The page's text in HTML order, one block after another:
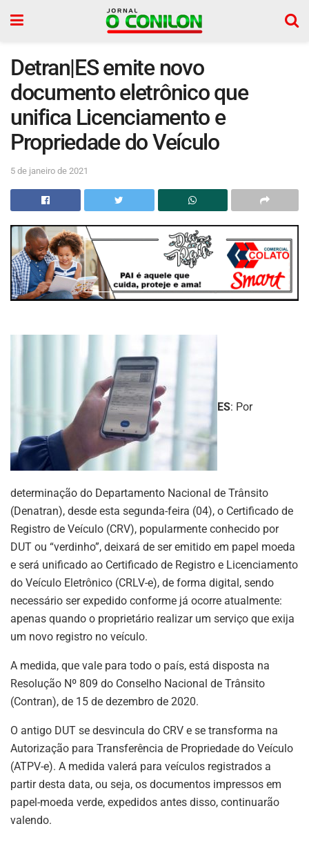
Detran|ES emite novo
documento eletrônico que
unifica Licenciamento e
Propriedade do Veículo
5 de janeiro de 2021
ES: Por
determinação do Departamento Nacional de Trânsito
(Denatran), desde esta segunda-feira (04), o Certificado de
Registro de Veículo (CRV), popularmente conhecido por
DUT ou “verdinho”, deixará de ser emitido em papel moeda
e será unificado ao Certificado de Registro e Licenciamento
do Veículo Eletrônico (CRLV-e), de forma digital, sendo
necessário ser expedido conforme já ocorre atualmente:
apenas quando o proprietário realizar um serviço que exija
um novo registro no veículo.
A medida, que vale para todo o país, está disposta na
Resolução Nº 809 do Conselho Nacional de Trânsito
(Contran), de 15 de dezembro de 2020.
O antigo DUT se desvincula do CRV e se transforma na
Autorização para Transferência de Propriedade do Veículo
(ATPV-e). A medida valerá para veículos registrados a
partir desta data, ou seja, os documentos impressos em
papel-moeda verde, expedidos antes disso, continuarão
valendo.